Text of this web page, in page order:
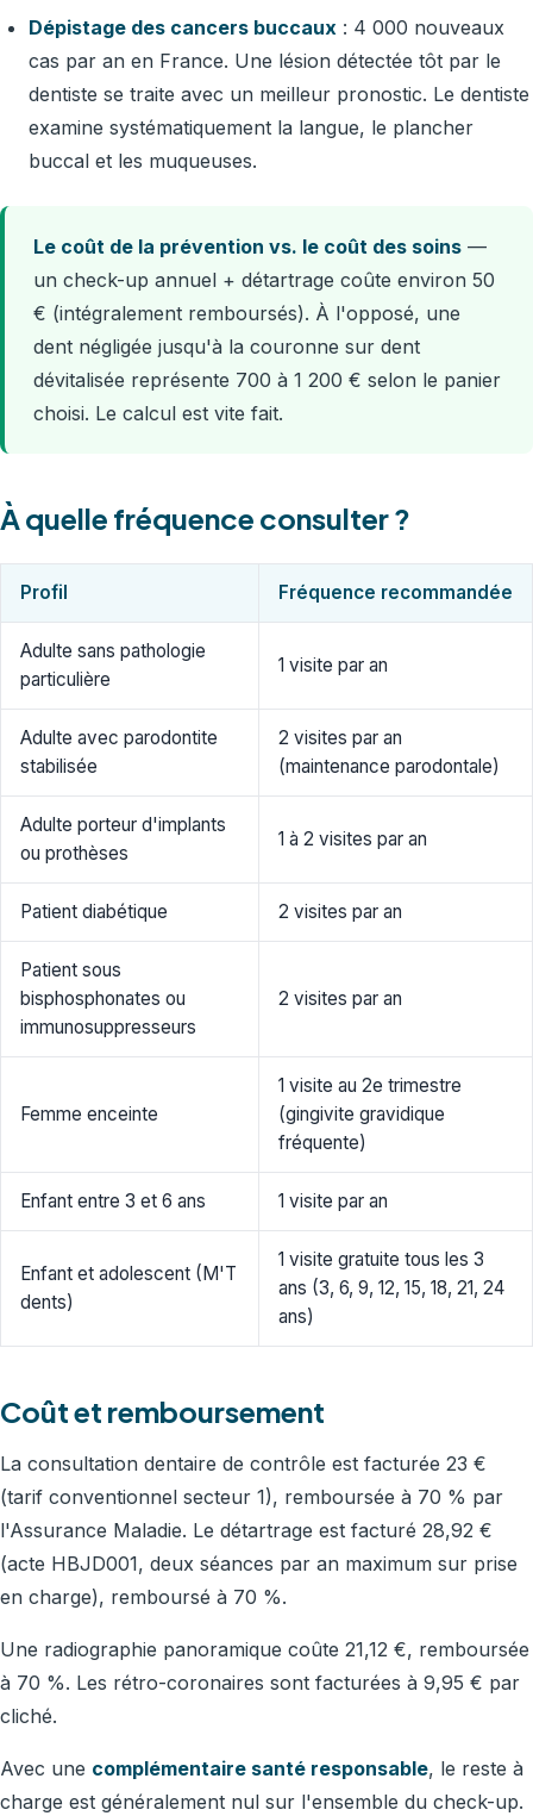
Dépistage des cancers buccaux : 4 000 nouveaux
cas par an en France. Une lésion détectée tôt par le
dentiste se traite avec un meilleur pronostic. Le dentiste
examine systématiquement la langue, le plancher
buccal et les muqueuses.
Le coût de la prévention vs. le coût des soins —
un check-up annuel + détartrage coûte environ 50
€ (intégralement remboursés). À l'opposé, une
dent négligée jusqu'à la couronne sur dent
dévitalisée représente 700 à 1 200 € selon le panier
choisi. Le calcul est vite fait.
À quelle fréquence consulter ?
Profil Fréquence recommandée
Adulte sans pathologie
particulière
1 visite par an
Adulte avec parodontite
stabilisée
2 visites par an
(maintenance parodontale)
Adulte porteur d'implants
ou prothèses
1 à 2 visites par an
Patient diabétique 2 visites par an
Patient sous
bisphosphonates ou
immunosuppresseurs
2 visites par an
Femme enceinte
1 visite au 2e trimestre
(gingivite gravidique
fréquente)
Enfant entre 3 et 6 ans 1 visite par an
Enfant et adolescent (M'T
dents)
1 visite gratuite tous les 3
ans (3, 6, 9, 12, 15, 18, 21, 24
ans)
Coût et remboursement
La consultation dentaire de contrôle est facturée 23 €
(tarif conventionnel secteur 1), remboursée à 70 % par
l'Assurance Maladie. Le détartrage est facturé 28,92 €
(acte HBJD001, deux séances par an maximum sur prise
en charge), remboursé à 70 %.
Une radiographie panoramique coûte 21,12 €, remboursée
à 70 %. Les rétro-coronaires sont facturées à 9,95 € par
cliché.
Avec une complémentaire santé responsable, le reste à
charge est généralement nul sur l'ensemble du check-up.